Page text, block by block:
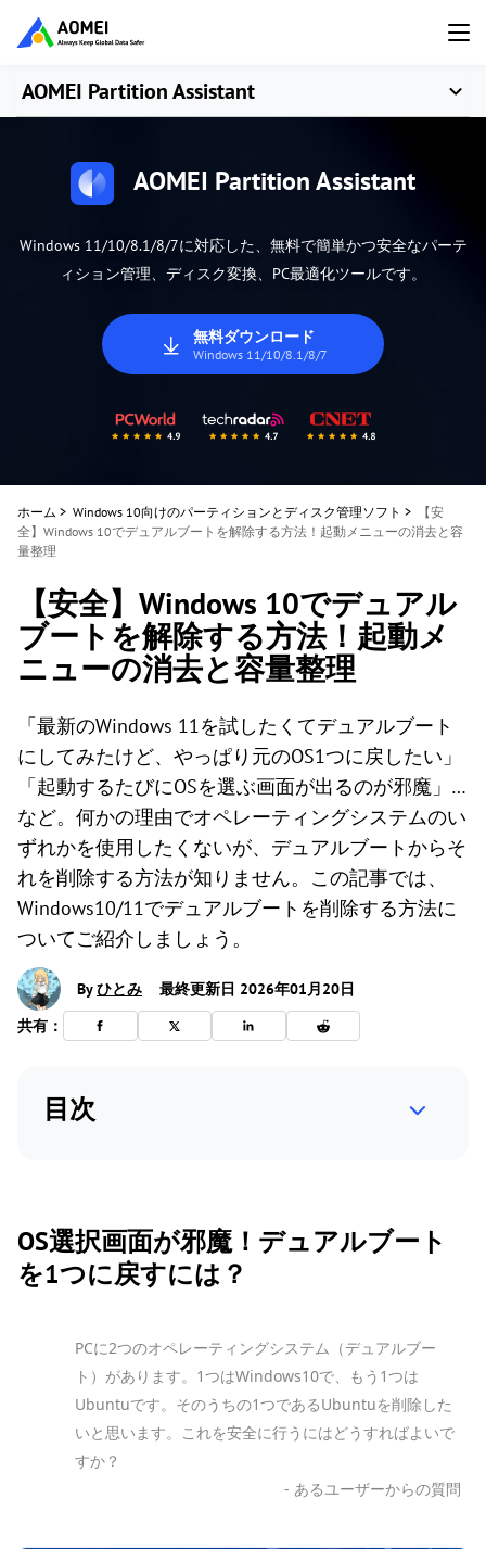
AOMEI Partition Assistant
AOMEI Partition Assistant
Windows 11/10/8.1/8/7に対応した、無料で簡単かつ安全なパーテ
ィション管理、ディスク変換、PC最適化ツールです。
無料ダウンロード
Windows 11/10/8.1/8/7
ホーム > Windows 10向けのパーティションとディスク管理ソフト >
【安
全】Windows 10でデュアルブートを解除する方法！起動メニューの消去と容
量整理
【安全】Windows 10でデュアル
ブートを解除する方法！起動メ
ニューの消去と容量整理
「最新のWindows 11を試したくてデュアルブート
にしてみたけど、やっぱり元のOS1つに戻したい」
「起動するたびにOSを選ぶ画面が出るのが邪魔」…
など。何かの理由でオペレーティングシステムのい
ずれかを使用したくないが、デュアルブートからそ
れを削除する方法が知りません。この記事では、
Windows10/11でデュアルブートを削除する方法に
ついてご紹介しましょう。
Byひとみ
最終更新日 2026年01月20日
共有：
目次
OS選択画面が邪魔！デュアルブート
を1つに戻すには？
PCに2つのオペレーティングシステム（デュアルブー
ト）があります。1つはWindows10で、もう1つは
Ubuntuです。そのうちの1つであるUbuntuを削除した
いと思います。これを安全に行うにはどうすればよいで
すか？
- あるユーザーからの質問